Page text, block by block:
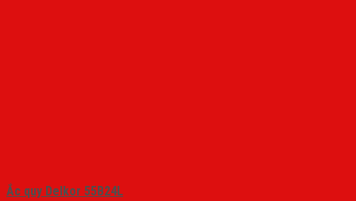
Ắc quy Delkor 55B24L